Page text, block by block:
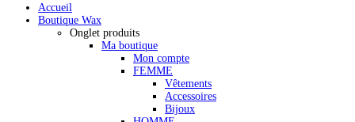
Accueil
Boutique Wax
Onglet produits
Ma boutique
Mon compte
FEMME
Vêtements
Accessoires
Bijoux